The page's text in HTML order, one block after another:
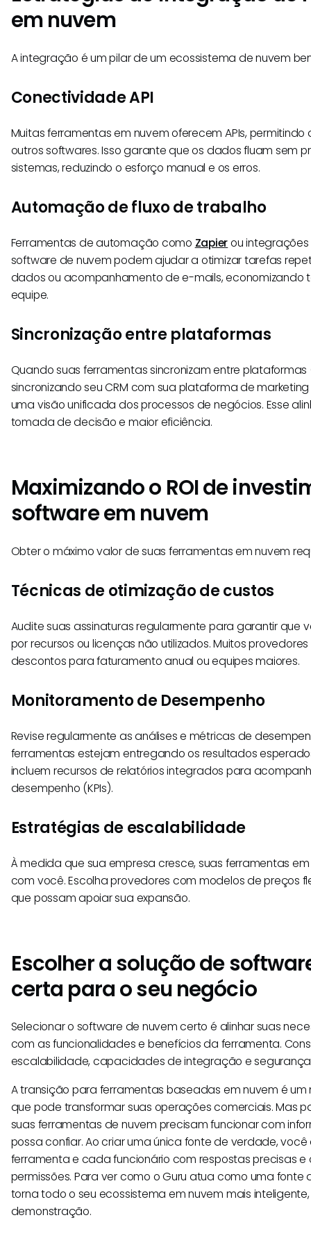
em nuvem
A integração é um pilar de um ecossistema de nuvem
Conectividade API
Muitas ferramentas em nuvem oferecem APIs,
outros softwares. Isso garante que os dados fluam sem
sistemas, reduzindo o esforço manual e os erros.
Automação de fluxo de trabalho
Ferramentas de automação como Zapierou
software de nuvem podem ajudar a otimizar tarefas
dados ou acompanhamento de e-mails, economizando
equipe.
Sincronização entre plataformas
Quando suas ferramentas sincronizam entre plataformas
sincronizando seu CRM com sua plataforma de
uma visão unificada dos processos de negócios. Esse
tomada de decisão e maior eficiência.
Maximizando o ROI de
software em nuvem
Obter o máximo valor de suas ferramentas em nuvem
Técnicas de otimização de custos
Audite suas assinaturas regularmente para garantir que
por recursos ou licenças não utilizados. Muitos
descontos para faturamento anual ou equipes maiores.
Monitoramento de Desempenho
Revise regularmente as análises e métricas de
ferramentas estejam entregando os resultados
incluem recursos de relatórios integrados para
desempenho (KPIs).
Estratégias de escalabilidade
À medida que sua empresa cresce, suas ferramentas
com você. Escolha provedores com modelos de preços
que possam apoiar sua expansão.
Escolher a solução de
certa para o seu negócio
Selecionar o software de nuvem certo é alinhar suas
com as funcionalidades e benefícios da ferramenta.
escalabilidade, capacidades de integração e
A transição para ferramentas baseadas em nuvem é
que pode transformar suas operações comerciais. Mas
suas ferramentas de nuvem precisam funcionar com
possa confiar. Ao criar uma única fonte de verdade,
ferramenta e cada funcionário com respostas precisas e
permissões. Para ver como o Guru atua como uma fonte
torna todo o seu ecossistema em nuvem mais
demonstração.